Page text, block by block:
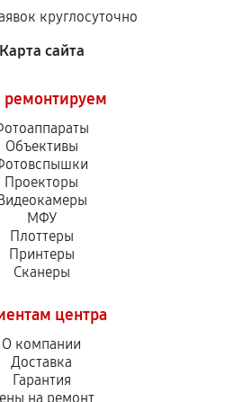
круглосуточно
Карта сайта
Объективы
Проекторы
МФУ
Плоттеры
Принтеры
Сканеры
центра
О компании
Доставка
Гарантия
на ремонт